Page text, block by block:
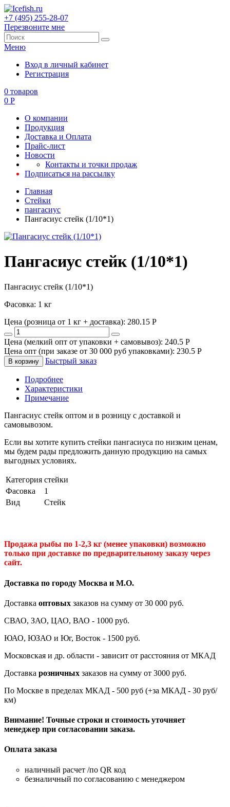
+7 (495) 255-28-07
Перезвоните мне
Меню
Вход в личный кабинет
Регистрация
0 товаров
0 Р
О компании
Продукция
Доставка и Оплата
Прайс-лист
Новости
Контакты и точки продаж
Подписаться на рассылку
Главная
Стейки
пангасиус
Пангасиус стейк (1/10*1)
Пангасиус стейк (1/10*1)
Пангасиус стейк (1/10*1)
Фасовка: 1 кг
Цена (розница от 1 кг + доставка): 280.15 P
Цена (мелкий опт от упаковки + самовывоз): 240.5 P
Цена опт (при заказе от 30 000 руб упаковками): 230.5 P
В корзину Быстрый заказ
Подробнее
Характеристики
Примечание
Пангасиус стейк оптом и в розницу с доставкой и
самовывозом.
Если вы хотите купить стейки пангасиуса по низким ценам,
мы будем рады предложить данную продукцию на самых
выгодных условиях.
Категория стейки
Фасовка
1
Вид
Стейк
Продажа рыбы по 1-2,3 кг (менее упаковки) возможно
только при доставке по предварительному заказу через
сайт.
Доставка по городу Москва и М.О.
Доставка оптовых заказов на сумму от 30 000 руб.
СВАО, ЗАО, ЦАО, ВАО - 1000 руб.
ЮАО, ЮЗАО и Юг, Восток - 1500 руб.
Московская и др. области - зависит от расстояния от МКАД
Доставка розничных заказов на сумму от 3000 руб.
По Москве в пределах МКАД - 500 руб (+за МКАД - 30 руб/
км)
Внимание! Точные строки и стоимость уточняет
менеджер при согласовании заказа.
Оплата заказа
наличный расчет /по QR код
безналичный по согласованию с менеджером